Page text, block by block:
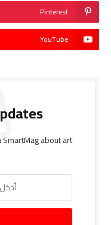
Pinterest
YouTube
about art